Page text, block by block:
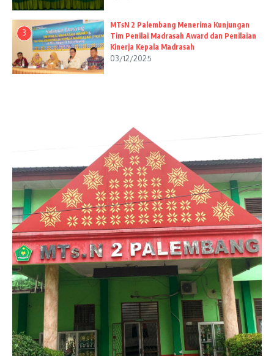
3
MTsN 2 Palembang Menerima Kunjungan
Tim Penilai Madrasah Award dan Penilaian
Kinerja Kepala Madrasah
03/12/2025